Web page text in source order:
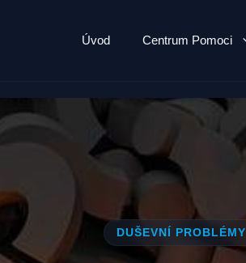
Úvod Centrum Pomoci
DUŠEVNÍ PROBLÉMY